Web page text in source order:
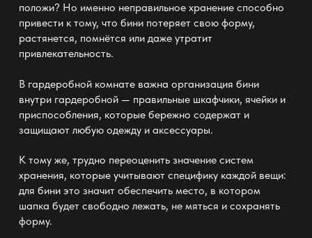
положи? Но именно неправильное хранениеспособно
привести к тому, что бини потеряет свою форму,
растянется, помнётся или даже утратит
привлекательность.
В гардеробной комнатеважна организация бини
внутри гардеробной — правильные шкафчики, ячейки и
приспособления, которые бережно содержат и
защищают любую одежду и аксессуары.
К тому же, трудно переоценить значение систем
хранения, которые учитывают специфику каждой вещи:
для бини это значит обеспечить место, в котором
шапка будет свободно лежать, не мяться и сохранять
форму.